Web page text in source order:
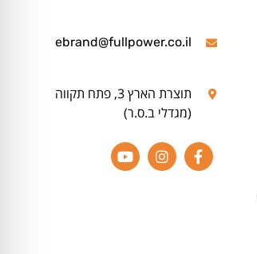
ebrand@fullpower.co.il
תוצרת הארץ 3, פתח תקווה
(מגדלי ב.ס.ר)